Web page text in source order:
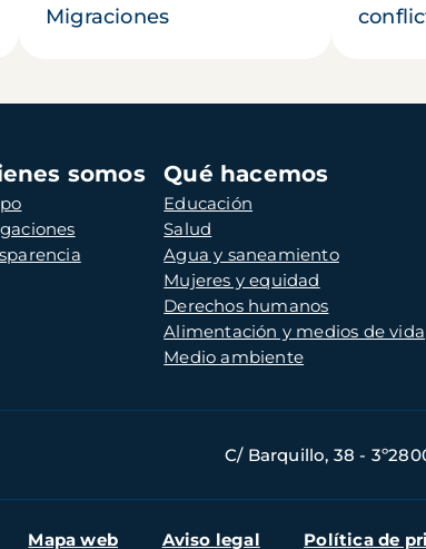
Migraciones
somos Qué hacemos
Educación
Salud
Agua y saneamiento
Mujeres y equidad
Derechos humanos
Alimentación y medios de vida
Medio ambiente
C/ Barquillo, 38 -
Mapa web Aviso legal Política de